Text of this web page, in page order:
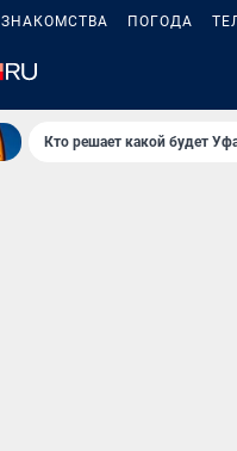
ЗНАКОМСТВА ПОГОДА
Кто решает какой будет